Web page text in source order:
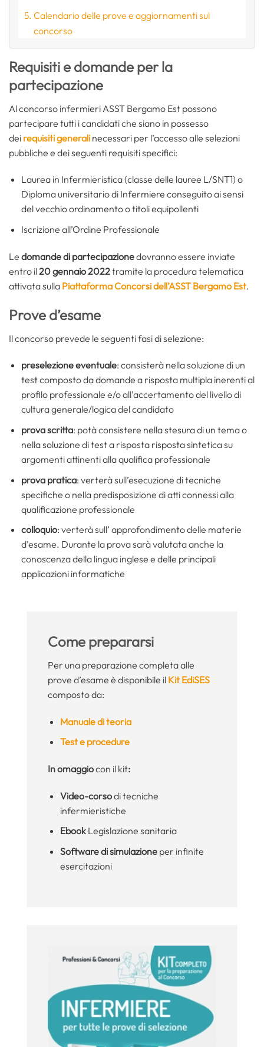
Calendario delle prove e aggiornamenti sul
concorso
Requisiti e domande per la
partecipazione
Al concorso infermieri ASST Bergamo Est possono
partecipare tutti i candidati che siano in possesso
dei requisiti generali necessari per l’accesso alle selezioni
pubbliche e dei seguenti requisiti specifici:
Laurea in Infermieristica (classe delle lauree L/SNT1) o
Diploma universitario di Infermiere conseguito ai sensi
del vecchio ordinamento o titoli equipollenti
Iscrizione all’Ordine Professionale
Le domande di partecipazionedovranno essere inviate
entro il20 gennaio 2022tramite la procedura telematica
attivata sulla Piattaforma Concorsi dell’ASST Bergamo Est.
Prove d’esame
Il concorso prevede le seguenti fasi di selezione:
preselezione eventuale: consisterà nella soluzione di un
test composto da domande a risposta multipla inerenti al
profilo professionale e/o all’accertamento del livello di
cultura generale/logica del candidato
prova scritta: potà consistere nella stesura di un tema o
nella soluzione di test a risposta risposta sintetica su
argomenti attinenti alla qualifica professionale
prova pratica: verterà sull’esecuzione di tecniche
specifiche o nella predisposizione di atti connessi alla
qualificazione professionale
colloquio: verterà sull’ approfondimento delle materie
d’esame. Durante la prova sarà valutata anche la
conoscenza della lingua inglese e delle principali
applicazioni informatiche
Come prepararsi
Per una preparazione completa alle
prove d’esame è disponibile il Kit EdiSES
composto da:
Manuale di teoria
Test e procedure
In omaggiocon il kit:
Video-corsodi tecniche
infermieristiche
EbookLegislazione sanitaria
Software di simulazioneper infinite
esercitazioni